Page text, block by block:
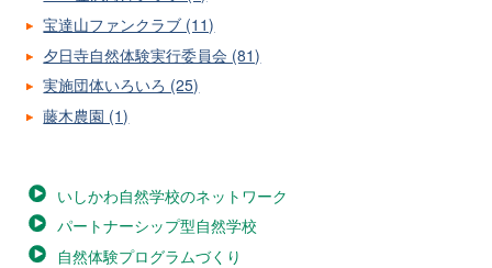
宝達山ファンクラブ (11)
夕日寺自然体験実行委員会 (81)
実施団体いろいろ (25)
藤木農園 (1)
いしかわ自然学校のネットワーク
パートナーシップ型自然学校
自然体験プログラムづくり